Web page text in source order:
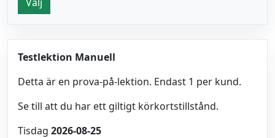
Testlektion Manuell
Detta är en prova-på-lektion. Endast 1 per kund.
Se till att du har ett giltigt körkortstillstånd.
Tisdag 2026-08-25